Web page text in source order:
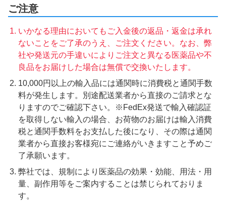
ご注意
いかなる理由においてもご入金後の返品・返金は承れ
ないことをご了承のうえ、ご注文ください。なお、弊
社や発送元の手違いによりご注文と異なる医薬品や不
良品をお届けした場合は無償で交換いたします。
10,000円以上の輸入品には通関時に消費税と通関手数
料が発生します。別途配送業者から直接のご請求とな
りますのでご確認下さい。※FedEx発送で輸入確認証
を取得しない輸入の場合、お荷物のお届けは輸入消費
税と通関手数料をお支払した後になり、その際は通関
業者から直接お客様宛にご連絡がいきますこと予めご
了承願います。
弊社では、規制により医薬品の効果・効能、用法・用
量、副作用等をご案内することは禁じられておりま
す。